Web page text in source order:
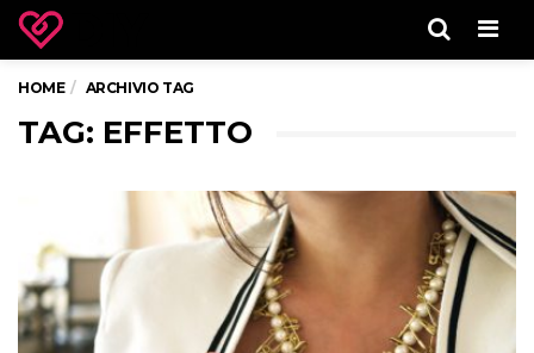
HOME ARCHIVIO TAG
TAG: EFFETTO